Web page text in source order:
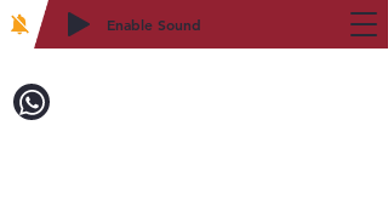
Enable Sound